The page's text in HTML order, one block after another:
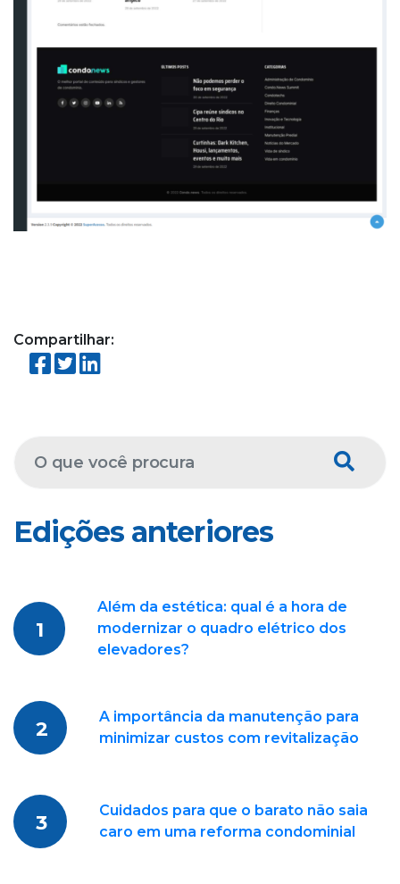
Compartilhar:
Edições anteriores
1
Além da estética: qual é a hora de
modernizar o quadro elétrico dos
elevadores?
2
A importância da manutenção para
minimizar custos com revitalização
3
Cuidados para que o barato não saia
caro em uma reforma condominial